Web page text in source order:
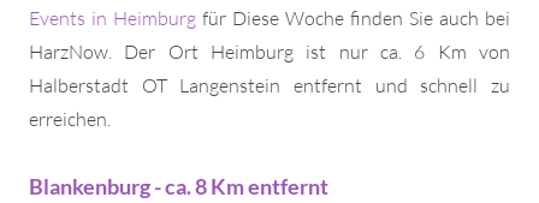
Events in Heimburg für Diese Woche finden Sie auch bei
HarzNow. Der Ort Heimburg ist nur ca. 6 Km von
Halberstadt OT Langenstein entfernt und schnell zu
erreichen.
Blankenburg - ca. 8 Km entfernt